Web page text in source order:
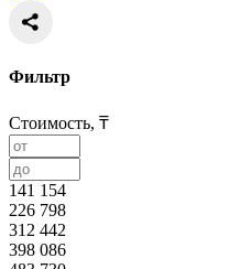
Фильтр
Стоимость, ₸
141 154
226 798
312 442
398 086